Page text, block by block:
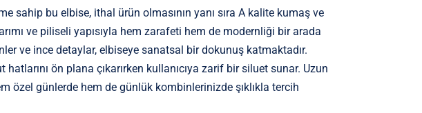
sahip bu elbise, ithal ürün olmasının yanı sıra A kalite kumaş ve
ve piliseli yapısıyla hem zarafeti hem de modernliği bir arada
ve ince detaylar, elbiseye sanatsal bir dokunuş katmaktadır.
hatlarını ön plana çıkarırken kullanıcıya zarif bir siluet sunar. Uzun
özel günlerde hem de günlük kombinlerinizde şıklıkla tercih